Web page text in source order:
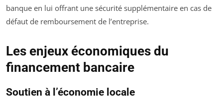
banque en lui offrant une sécurité supplémentaire en cas de
défaut de remboursement de l’entreprise.
Les enjeux économiques du
financement bancaire
Soutien à l’économie locale